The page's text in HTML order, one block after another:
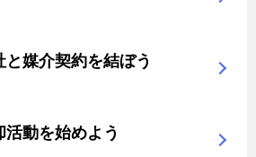
と媒介契約を結ぼう
活動を始めよう